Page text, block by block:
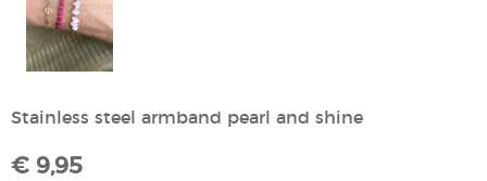
Stainless steel armband pearl and shine
€ 9,95